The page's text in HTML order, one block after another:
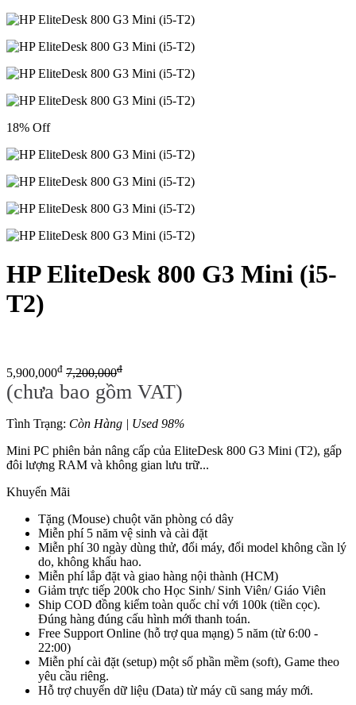
18% Off
HP EliteDesk 800 G3 Mini (i5-
T2)
5,900,000đ 7,200,000đ
(chưa bao gồm VAT)
Tình Trạng: Còn Hàng | Used 98%
Mini PC phiên bản nâng cấp của EliteDesk 800 G3 Mini (T2), gấp
đôi lượng RAM và không gian lưu trữ...
Khuyến Mãi
Tặng (Mouse) chuột văn phòng có dây
Miễn phí 5 năm vệ sinh và cài đặt
Miễn phí 30 ngày dùng thử, đổi máy, đổi model không cần lý
do, không khấu hao.
Miễn phí lắp đặt và giao hàng nội thành (HCM)
Giảm trực tiếp 200k cho Học Sinh/ Sinh Viên/ Giáo Viên
Ship COD đồng kiểm toàn quốc chỉ với 100k (tiền cọc).
Đúng hàng đúng cấu hình mới thanh toán.
Free Support Online (hỗ trợ qua mạng) 5 năm (từ 6:00 -
22:00)
Miễn phí cài đặt (setup) một số phần mềm (soft), Game theo
yêu cầu riêng.
Hỗ trợ chuyển dữ liệu (Data) từ máy cũ sang máy mới.